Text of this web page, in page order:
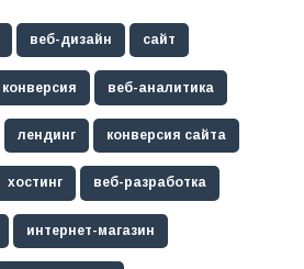
веб-дизайн сайт
конверсия веб-аналитика
лендинг конверсия сайта
хостинг веб-разработка
интернет-магазин